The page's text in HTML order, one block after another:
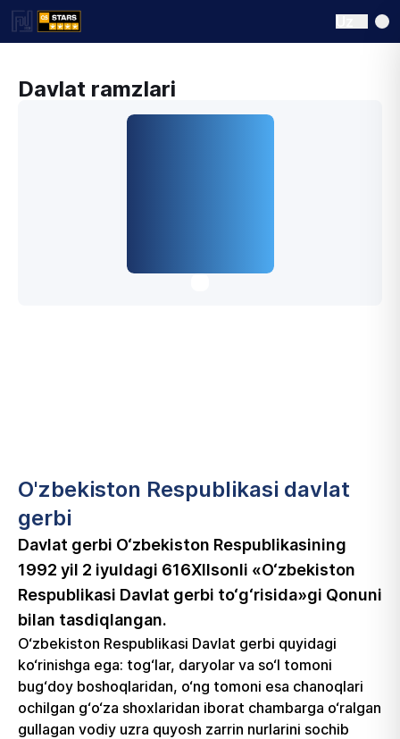
Davlat ramzlari
O'zbekiston Respublikasi davlat
gerbi
Davlat gerbi O‘zbekiston Respublikasining
1992 yil 2 iyuldagi 616­XII­sonli «O‘zbekiston
Respublikasi Davlat gerbi to‘g‘risida»gi Qonuni
bilan tasdiqlangan.
O‘zbekiston Respublikasi Davlat gerbi quyidagi
ko‘rinishga ega: tog‘lar, daryolar va so‘l tomoni
bug‘doy boshoqlaridan, o‘ng tomoni esa chanoqlari
ochilgan g‘o‘za shoxlaridan iborat chambarga o‘ralgan
gullagan vodiy uzra quyosh zarrin nurlarini sochib